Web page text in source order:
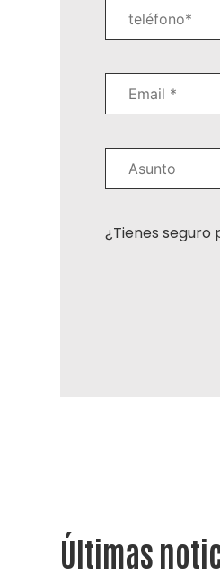
¿Tienes
Últimas